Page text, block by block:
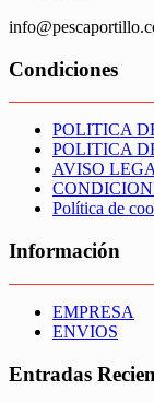
Condiciones
POLITICA
POLITICA
AVISO
Política de
Información
EMPRESA
ENVIOS
Entradas